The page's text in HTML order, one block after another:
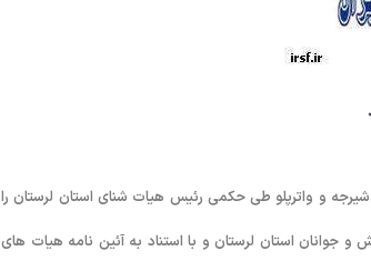
و واترپلو طی حکمی رئیس هیات شنای استان لرستان را
جوانان استان لرستان و با استناد به آئین نامه هیات های